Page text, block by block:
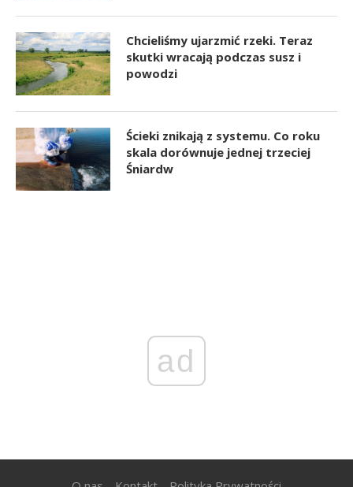
Chcieliśmy ujarzmić rzeki. Teraz
skutki wracają podczas susz i
powodzi
Ścieki znikają z systemu. Co roku
skala dorównuje jednej trzeciej
Śniardw
ad